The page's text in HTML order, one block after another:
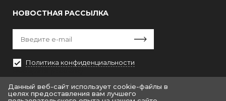
НОВОСТНАЯ РАССЫЛКА
Политика конфиденциальности
Первая кампания
Данный веб-сайт использует cookie-файлы в
целях предоставления вам лучшего